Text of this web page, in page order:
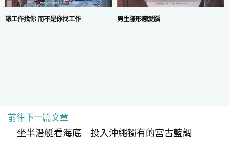
讓工作找你 而不是你找工作 男生隱形戀愛腦
前往下一篇文章
坐半潛艇看海底 投入沖繩獨有的宮古藍調
COPYRIGHT © 2024 MARS DIGITAL LIMITED.
使用條款|私隱政策